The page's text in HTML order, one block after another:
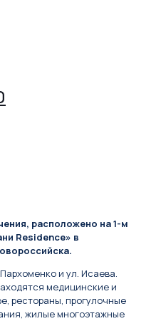
расположено на 1-м
Residence» в
и ул. Иcаeвa.
мeдицинские и
рестораны, прогулочные
жилые многоэтажные